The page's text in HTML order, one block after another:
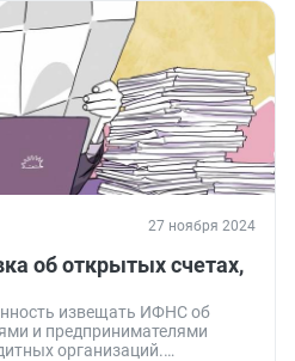
Рассмотрим
за
27 ноября 2024
об открытых счетах,
извещать ИФНС об
и предпринимателями
организаций.